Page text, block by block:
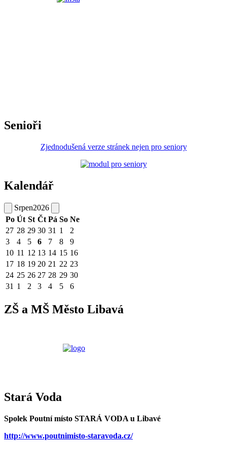
Senioři
Zjednodušená verze stránek nejen pro seniory
Kalendář
Srpen2026
Po Út St Čt Pá So Ne
27 28 29 30 31 1
2
3
4 5 6 7 8
9
10 11 12 13 14 15 16
17 18 19 20 21 22 23
24 25 26 27 28 29 30
31 1 2 3 4 5 6
ZŠ a MŠ Město Libavá
Stará Voda
Spolek Poutní místo STARÁ VODA u Libavé
http://www.poutnimisto-staravoda.cz/